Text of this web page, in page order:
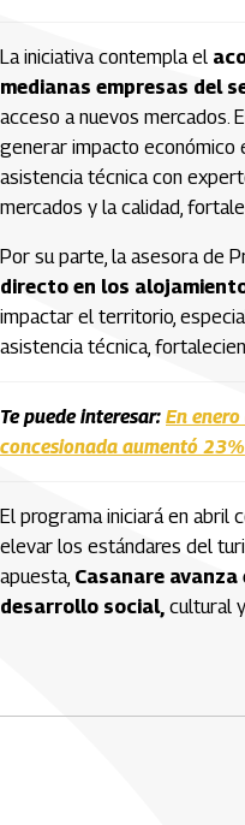
La iniciativa contempla el
medianas empresas del
acceso a nuevos mercados.
generar impacto económico
asistencia técnica con
mercados y la calidad,
Por su parte, la asesora de
directo en los
impactar el territorio,
asistencia técnica,
Te puede interesar: En
concesionada aumentó 23%
El programa iniciará en abril
elevar los estándares del
apuesta, Casanare
desarrollo social, cultural